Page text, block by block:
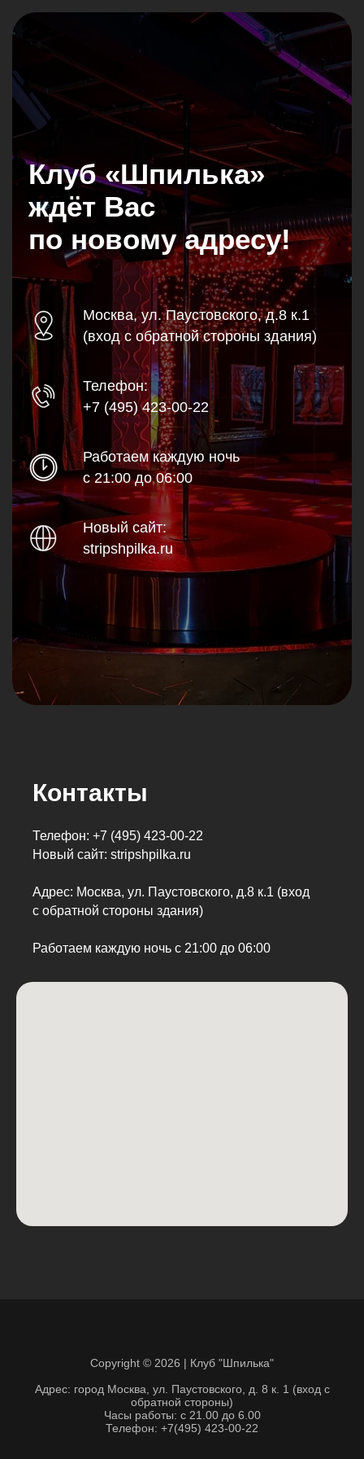
Клуб «Шпилька»
ждёт Вас
по новому адресу!
Москва, ул. Паустовского, д.8 к.1
(вход с обратной стороны здания)
Телефон:
+7 (495) 423-00-22
Работаем каждую ночь
с 21:00 до 06:00
Новый сайт:
stripshpilka.ru
Контакты
Телефон: +7 (495) 423-00-22
Новый сайт: striрshpilka.ru
Адрес: Москва, ул. Паустовского, д.8 к.1 (вход
с обратной стороны здания)
Работаем каждую ночь с 21:00 до 06:00
Copyright © 2026 | Клуб "Шпилька"
Адрес: город Москва, ул. Паустовского, д. 8 к. 1 (вход с
обратной стороны)
Часы работы: с 21.00 до 6.00
Телефон: +7(495) 423-00-22